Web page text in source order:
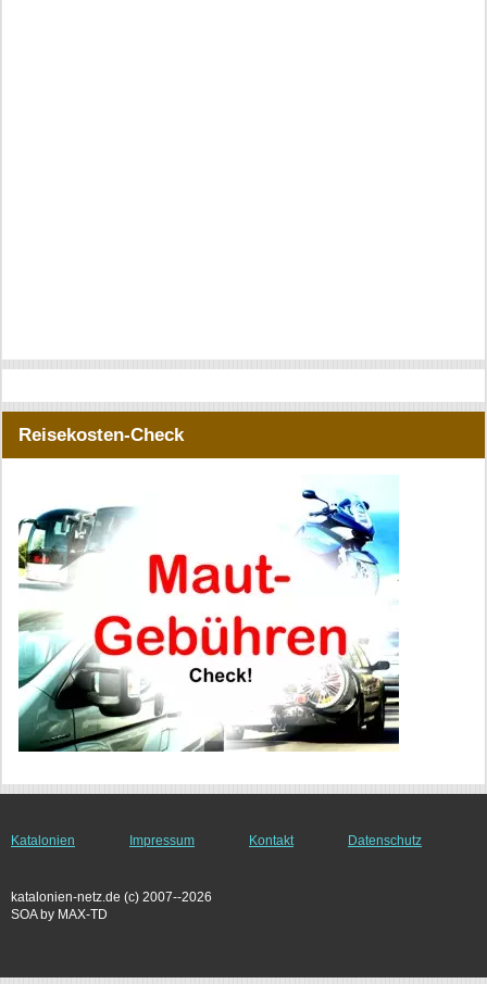
Reisekosten-Check
Katalonien Impressum Kontakt Datenschutz
katalonien-netz.de (c) 2007--2026
SOA by MAX-TD